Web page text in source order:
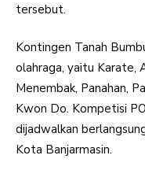
tersebut.
Kontingen Tanah
olahraga, yaitu Karate,
Menembak, Panahan,
Kwon Do. Kompetisi
dijadwalkan
Kota Banjarmasin.